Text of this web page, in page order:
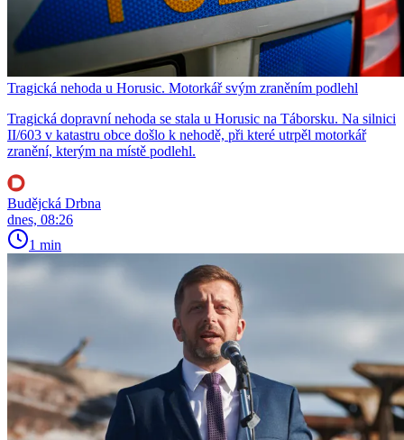
Tragická nehoda u Horusic. Motorkář svým zraněním podlehl
Tragická dopravní nehoda se stala u Horusic na Táborsku. Na silnici
II/603 v katastru obce došlo k nehodě, při které utrpěl motorkář
zranění, kterým na místě podlehl.
Budějcká Drbna
dnes, 08:26
1 min